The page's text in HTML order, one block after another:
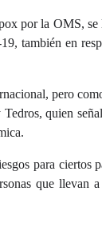
por la OMS, se
también en
pero
quien
para ciertos
que llevan